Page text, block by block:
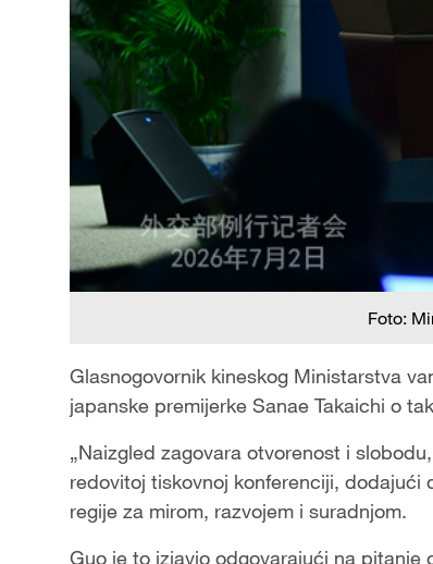
Foto:
Glasnogovornik kineskog Ministarstva
japanske premijerke Sanae Takaichi o
„Naizgled zagovara otvorenost i
redovitoj tiskovnoj konferenciji,
regije za mirom, razvojem i suradnjom.
Guo je to izjavio odgovarajući na pitanje